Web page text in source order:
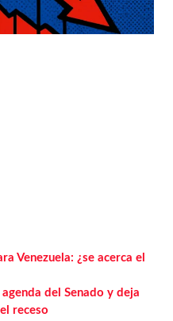
Venezuela: ¿se acerca el
del Senado y deja
receso